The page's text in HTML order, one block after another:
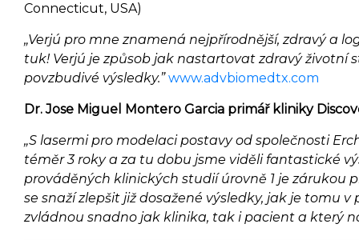
Connecticut, USA)
„Verjú pro mne znamená nejpřírodnější, zdravý a
tuk! Verjú je způsob jak nastartovat zdravý životní
povzbudivé výsledky.” www.advbiomedtx.com
Dr. Jose Miguel Montero Garcia primář kliniky
„S lasermi pro modelaci postavy od společnosti
téměr 3 roky a za tu dobu jsme viděli fantastické
prováděných klinických studií úrovně 1 je zárukou
se snaží zlepšit již dosažené výsledky, jak je tomu
zvládnou snadno jak klinika, tak i pacient a který